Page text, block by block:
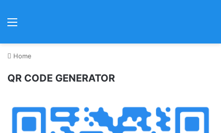
Home
QR CODE GENERATOR